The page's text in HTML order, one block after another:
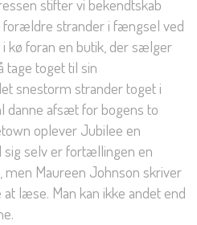
stifter vi bekendtskab
forældre strander i fængsel ved
kø foran en butik, der sælger
toget til sin
snestorm strander toget i
danne afsæt for bogens to
oplever Jubilee en
selv er fortællingen en
men Maureen Johnson skriver
læse. Man kan ikke andet end